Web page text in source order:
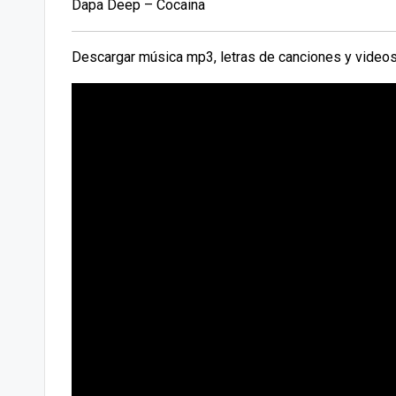
Dapa Deep – Cocaina
Descargar música mp3, letras de canciones y